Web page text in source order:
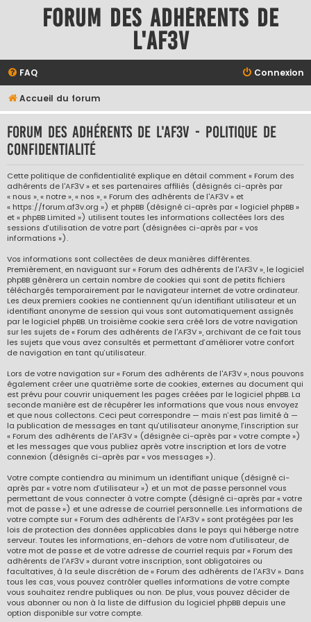
Forum des adhérents de
l'AF3V
FAQ Connexion
Accueil du forum
Forum des adhérents de l'AF3V - Politique de
confidentialité
Cette politique de confidentialité explique en détail comment « Forum des
adhérents de l'AF3V » et ses partenaires affiliés (désignés ci-après par
« nous », « notre », « nos », « Forum des adhérents de l'AF3V » et
« https://forum.af3v.org ») et phpBB (désigné ci-après par « logiciel phpBB »
et « phpBB Limited ») utilisent toutes les informations collectées lors des
sessions d’utilisation de votre part (désignées ci-après par « vos
informations »).
Vos informations sont collectées de deux manières différentes.
Premièrement, en naviguant sur « Forum des adhérents de l'AF3V », le logiciel
phpBB génèrera un certain nombre de cookies qui sont de petits fichiers
téléchargés temporairement par le navigateur internet de votre ordinateur.
Les deux premiers cookies ne contiennent qu’un identifiant utilisateur et un
identifiant anonyme de session qui vous sont automatiquement assignés
par le logiciel phpBB. Un troisième cookie sera créé lors de votre navigation
sur les sujets de « Forum des adhérents de l'AF3V », archivant de ce fait tous
les sujets que vous avez consultés et permettant d’améliorer votre confort
de navigation en tant qu’utilisateur.
Lors de votre navigation sur « Forum des adhérents de l'AF3V », nous pouvons
également créer une quatrième sorte de cookies, externes au document qui
est prévu pour couvrir uniquement les pages créées par le logiciel phpBB. La
seconde manière est de récupérer les informations que vous nous envoyez
et que nous collectons. Ceci peut correspondre — mais n’est pas limité à —
la publication de messages en tant qu’utilisateur anonyme, l’inscription sur
« Forum des adhérents de l'AF3V » (désignée ci-après par « votre compte »)
et les messages que vous publiez après votre inscription et lors de votre
connexion (désignés ci-après par « vos messages »).
Votre compte contiendra au minimum un identifiant unique (désigné ci-
après par « votre nom d’utilisateur ») et un mot de passe personnel vous
permettant de vous connecter à votre compte (désigné ci-après par « votre
mot de passe ») et une adresse de courriel personnelle. Les informations de
votre compte sur « Forum des adhérents de l'AF3V » sont protégées par les
lois de protection des données applicables dans le pays qui héberge notre
serveur. Toutes les informations, en-dehors de votre nom d’utilisateur, de
votre mot de passe et de votre adresse de courriel requis par « Forum des
adhérents de l'AF3V » durant votre inscription, sont obligatoires ou
facultatives, à la seule discrétion de « Forum des adhérents de l'AF3V ». Dans
tous les cas, vous pouvez contrôler quelles informations de votre compte
vous souhaitez rendre publiques ou non. De plus, vous pouvez décider de
vous abonner ou non à la liste de diffusion du logiciel phpBB depuis une
option disponible sur votre compte.